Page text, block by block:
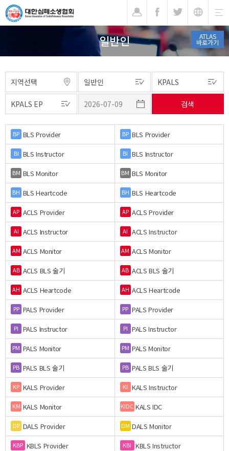
ATLAS
바로가기
일반인
BP BLS Provider BP BLS Provider
BI BLS Instructor BI BLS Instructor
BM BLS Monitor BM BLS Monitor
BH BLS Heartcode BH BLS Heartcode
AP ACLS Provider AP ACLS Provider
AI ACLS Instructor AI ACLS Instructor
AM ACLS Monitor AM ACLS Monitor
AB ACLS BLS 술기 AB ACLS BLS 술기
AH ACLS Heartcode AH ACLS Heartcode
PP PALS Provider PP PALS Provider
PI PALS Instructor PI PALS Instructor
PM PALS Monitor PM PALS Monitor
PB PALS BLS 술기 PB PALS BLS 술기
KP KALS Provider KI KALS Instructor
KM KALS Monitor KIDC KALS IDC
DP DALS Provider DM DALS Monitor
KBP KBLS Provider KBI KBLS Instructor